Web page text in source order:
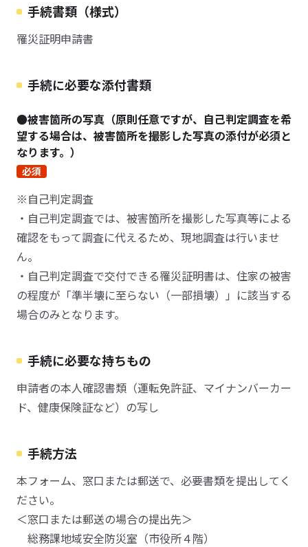
手続書類（様式）
罹災証明申請書
手続に必要な添付書類
●被害箇所の写真（原則任意ですが、自己判定調査を希
望する場合は、被害箇所を撮影した写真の添付が必須と
なります。）
必須
※自己判定調査
・自己判定調査では、被害箇所を撮影した写真等による
確認をもって調査に代えるため、現地調査は行いませ
ん。
・自己判定調査で交付できる罹災証明書は、住家の被害
の程度が「準半壊に至らない（一部損壊）」に該当する
場合のみとなります。
手続に必要な持ちもの
申請者の本人確認書類（運転免許証、マイナンバーカー
ド、健康保険証など）の写し
手続方法
本フォーム、窓口または郵送で、必要書類を提出してく
ださい。
＜窓口または郵送の場合の提出先＞
総務課地域安全防災室（市役所４階）